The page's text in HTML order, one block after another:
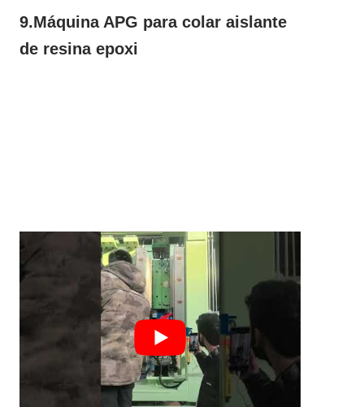
9.Máquina APG para colar aislante
de resina epoxi